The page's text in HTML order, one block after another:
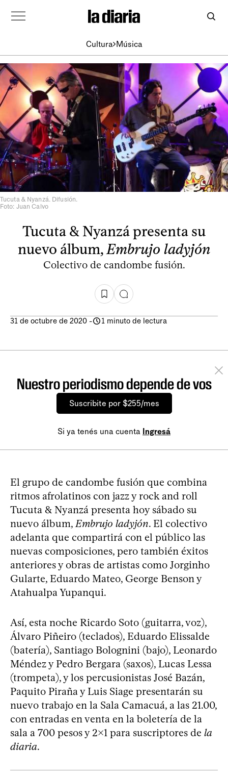
Cultura Música
Tucuta & Nyanzá. Difusión.
Foto: Juan Calvo
Tucuta & Nyanzá presenta su
nuevo álbum,Embrujo ladyjón
Colectivo de candombe fusión.
31 de octubre de 2020 - 1 minuto de lectura
Nuestro periodismo depende de vos
Suscribite por $255/mes
Si ya tenés una cuenta Ingresá
El grupo de candombe fusión que combina
ritmos afrolatinos con jazz y rock and roll
Tucuta & Nyanzá presenta hoy sábado su
nuevo álbum,Embrujo ladyjón. El colectivo
adelanta que compartirá con el público las
nuevas composiciones, pero también éxitos
anteriores y obras de artistas como Jorginho
Gularte, Eduardo Mateo, George Benson y
Atahualpa Yupanqui.
Así, esta noche Ricardo Soto (guitarra, voz),
Álvaro Piñeiro (teclados), Eduardo Elissalde
(batería), Santiago Bolognini (bajo), Leonardo
Méndez y Pedro Bergara (saxos), Lucas Lessa
(trompeta), y los percusionistas José Bazán,
Paquito Piraña y Luis Siage presentarán su
nuevo trabajo en la Sala Camacuá, a las 21.00,
con entradas en venta en la boletería de la
sala a 700 pesos y 2x1 para suscriptores de la
diaria.